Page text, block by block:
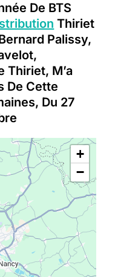
De BTS
Thiriet
Palissy,
Thiriet, M’a
De Cette
Du 27
+
−